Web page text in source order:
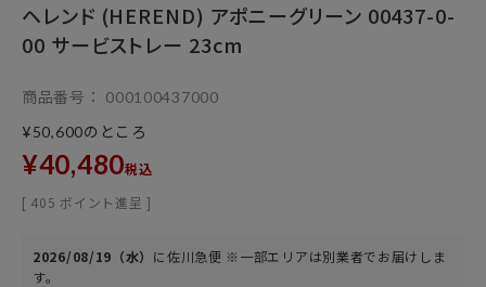
ヘレンド (HEREND) アポニーグリーン 00437-0-
00 サービストレー 23cm
商品番号
000100437000
¥50,600のところ
¥40,480税込
[ 405 ポイント進呈 ]
2026/08/19（水） に佐川急便 ※一部エリアは別業者でお届けしま
す。